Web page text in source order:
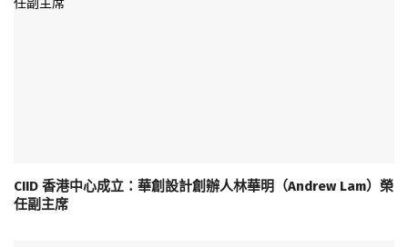
CIID 香港中心成立：華創設計創辦人林華明（Andrew Lam）榮
任副主席